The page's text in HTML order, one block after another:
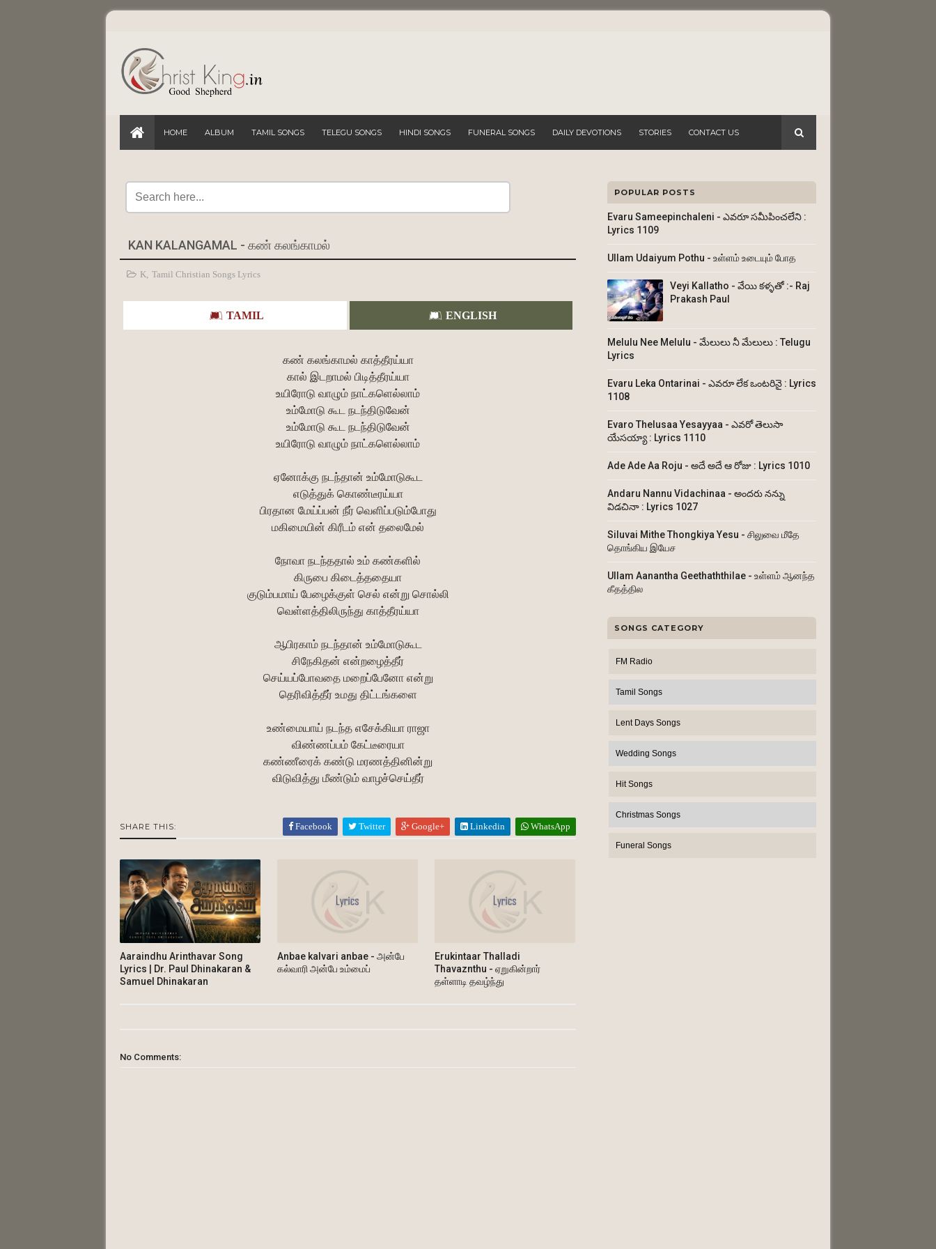
HOME ALBUM TAMIL SONGS TELEGU SONGS HINDI SONGS FUNERAL SONGS DAILY DEVOTIONS STORIES CONTACT US
KAN KALANGAMAL - கண் கலங்காமல்
K, Tamil Christian Songs Lyrics
TAMIL ENGLISH
கண் கலங்காமல் காத்தீரய்யா
கால் இடறாமல் பிடித்தீரய்யா
உயிரோடு வாழும் நாட்களெல்லாம்
உம்மோடு கூட நடந்திடுவேன்
உம்மோடு கூட நடந்திடுவேன்
உயிரோடு வாழும் நாட்களெல்லாம்
ஏனோக்கு நடந்தான் உம்மோடுகூட
எடுத்துக் கொண்டீரய்யா
பிரதான மேய்ப்பன் நீர் வெளிப்படும்போது
மகிமையின் கிரீடம் என் தலைமேல்
நோவா நடந்ததால் உம் கண்களில்
கிருபை கிடைத்ததையா
குடும்பமாய் பேழைக்குள் செல் என்று சொல்லி
வெள்ளத்திலிருந்து காத்தீரய்யா
ஆபிரகாம் நடந்தான் உம்மோடுகூட
சிநேகிதன் என்றழைத்தீர்
செய்யப்போவதை மறைப்பேனோ என்று
தெரிவித்தீர் உமது திட்டங்களை
உண்மையாய் நடந்த எசேக்கியா ராஜா
விண்ணப்பம் கேட்டீரையா
கண்ணீரைக் கண்டு மரணத்தினின்று
விடுவித்து மீண்டும் வாழச்செய்தீர்
SHARE THIS: Facebook Twitter Google+ Linkedin WhatsApp
Aaraindhu Arinthavar Song
Lyrics | Dr. Paul Dhinakaran &
Samuel Dhinakaran
Anbae kalvari anbae - அன்பே
கல்வாரி அன்பே உம்மைப்
Erukintaar Thalladi
Thavaznthu - ஏறுகின்றார்
தள்ளாடி தவழ்ந்து
No Comments:
POPULAR POSTS
Evaru Sameepinchaleni - ఎవరూ సమీపించలేని :
Lyrics 1109
Ullam Udaiyum Pothu - உள்ளம் உடையும் போத
Veyi Kallatho - వేయి కళ్ళతో :- Raj
Prakash Paul
Melulu Nee Melulu - మేలులు నీ మేలులు : Telugu
Lyrics
Evaru Leka Ontarinai - ఎవరూ లేక ఒంటరినై : Lyrics
1108
Evaro Thelusaa Yesayyaa - ఎవరో తెలుసా
యేసయ్యా : Lyrics 1110
Ade Ade Aa Roju - అదే అదే ఆ రోజు : Lyrics 1010
Andaru Nannu Vidachinaa - అందరు నన్ను
విడచినా : Lyrics 1027
Siluvai Mithe Thongkiya Yesu - சிலுவை மீதே
தொங்கிய இயேச
Ullam Aanantha Geethaththilae - உள்ளம் ஆனந்த
கீதத்தில
SONGS CATEGORY
FM Radio
Tamil Songs
Lent Days Songs
Wedding Songs
Hit Songs
Christmas Songs
Funeral Songs